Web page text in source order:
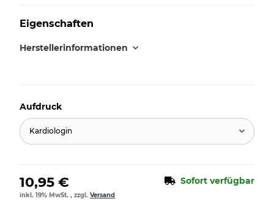
Eigenschaften
Herstellerinformationen
Aufdruck
Kardiologin
10,95 € Sofort verfügbar
inkl. 19% MwSt. , zzgl. Versand